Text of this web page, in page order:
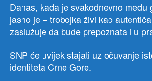
Danas, kada je svakodnevno među
jasno je – trobojka živi kao
zaslužuje da bude prepoznata i u
SNP će uvijek stajati uz očuvanje
identiteta Crne Gore.